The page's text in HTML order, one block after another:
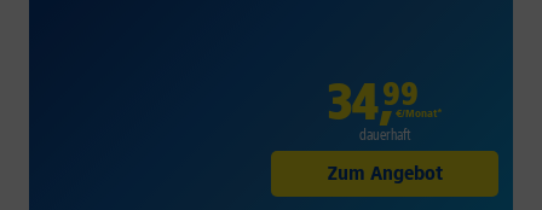
34,99
€/Monat*
dauerhaft
Zum Angebot